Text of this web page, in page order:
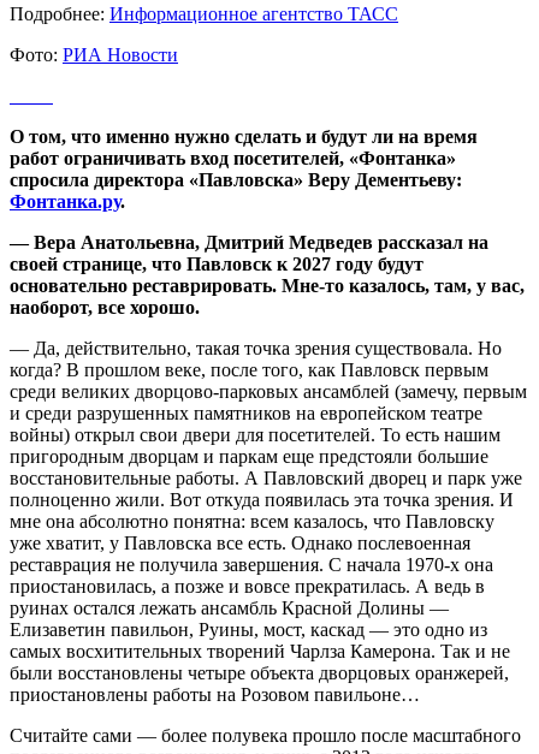
Подробнее: Информационное агентство ТАСС
Фото: РИА Новости
О том, что именно нужно сделать и будут ли на время
работ ограничивать вход посетителей, «Фонтанка»
спросила директора «Павловска» Веру Дементьеву:
Фонтанка.ру.
— Вера Анатольевна, Дмитрий Медведев рассказал на
своей странице, что Павловск к 2027 году будут
основательно реставрировать. Мне-то казалось, там, у вас,
наоборот, все хорошо.
— Да, действительно, такая точка зрения существовала. Но
когда? В прошлом веке, после того, как Павловск первым
среди великих дворцово-парковых ансамблей (замечу, первым
и среди разрушенных памятников на европейском театре
войны) открыл свои двери для посетителей. То есть нашим
пригородным дворцам и паркам еще предстояли большие
восстановительные работы. А Павловский дворец и парк уже
полноценно жили. Вот откуда появилась эта точка зрения. И
мне она абсолютно понятна: всем казалось, что Павловску
уже хватит, у Павловска все есть. Однако послевоенная
реставрация не получила завершения. С начала 1970-х она
приостановилась, а позже и вовсе прекратилась. А ведь в
руинах остался лежать ансамбль Красной Долины —
Елизаветин павильон, Руины, мост, каскад — это одно из
самых восхитительных творений Чарлза Камерона. Так и не
были восстановлены четыре объекта дворцовых оранжерей,
приостановлены работы на Розовом павильоне…
Считайте сами — более полувека прошло после масштабного